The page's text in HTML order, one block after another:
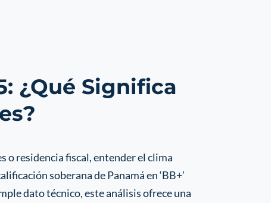
¿Qué Significa
o residencia fiscal, entender el clima
soberana de Panamá en ‘BB+’
dato técnico, este análisis ofrece una